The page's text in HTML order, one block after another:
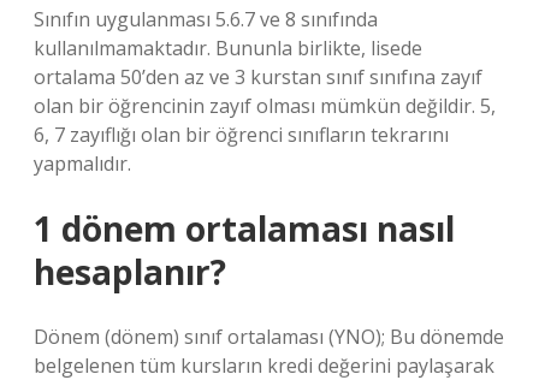
Sınıfın uygulanması 5.6.7 ve 8 sınıfında
kullanılmamaktadır. Bununla birlikte, lisede
ortalama 50’den az ve 3 kurstan sınıf sınıfına zayıf
olan bir öğrencinin zayıf olması mümkün değildir. 5,
6, 7 zayıflığı olan bir öğrenci sınıfların tekrarını
yapmalıdır.
1 dönem ortalaması nasıl
hesaplanır?
Dönem (dönem) sınıf ortalaması (YNO); Bu dönemde
belgelenen tüm kursların kredi değerini paylaşarak